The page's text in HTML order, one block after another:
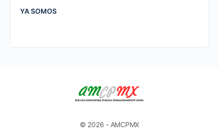
YA SOMOS
© 2026 - AMCPMX